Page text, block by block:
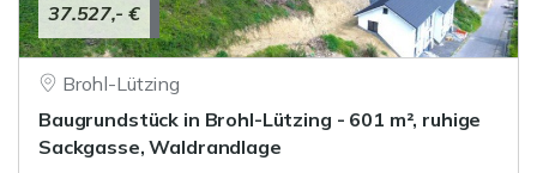
37.527,- €
Brohl-Lützing
Baugrundstück in Brohl-Lützing - 601 m², ruhige
Sackgasse, Waldrandlage